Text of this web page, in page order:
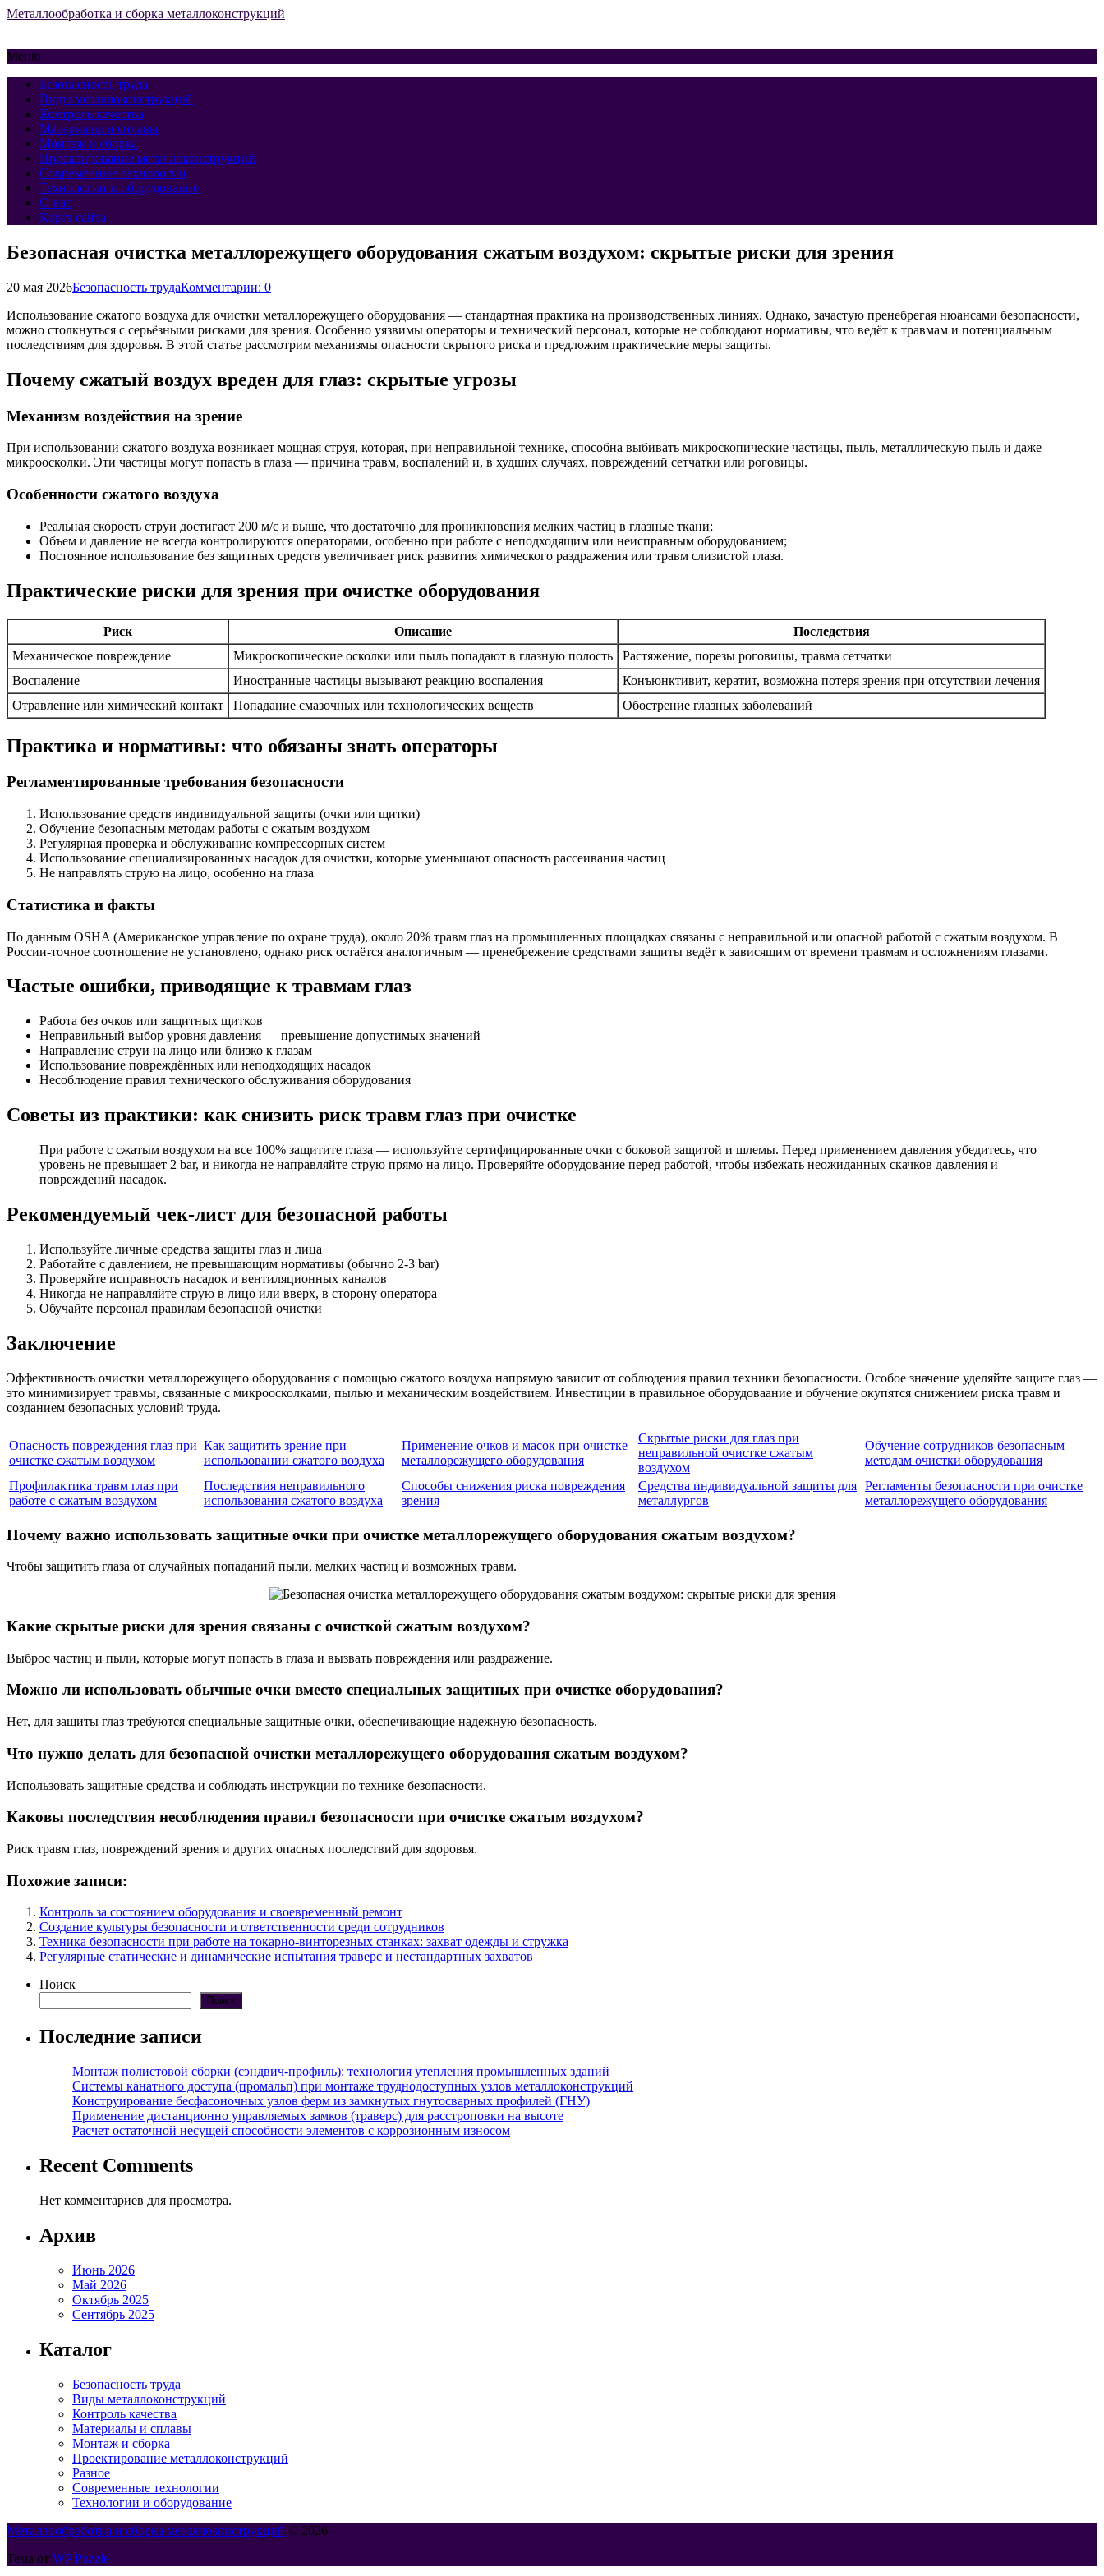
Металлообработка и сборка металлоконструкций
Меню
Безопасность труда
Виды металлоконструкций
Контроль качества
Материалы и сплавы
Монтаж и сборка
Проектирование металлоконструкций
Современные технологии
Технологии и оборудование
О нас
Карта сайта
Безопасная очистка металлорежущего оборудования сжатым воздухом: скрытые риски для зрения
20 мая 2026Безопасность трудаКомментарии: 0
Использование сжатого воздуха для очистки металлорежущего оборудования — стандартная практика на производственных линиях. Однако, зачастую пренебрегая нюансами безопасности,
можно столкнуться с серьёзными рисками для зрения. Особенно уязвимы операторы и технический персонал, которые не соблюдают нормативы, что ведёт к травмам и потенциальным
последствиям для здоровья. В этой статье рассмотрим механизмы опасности скрытого риска и предложим практические меры защиты.
Почему сжатый воздух вреден для глаз: скрытые угрозы
Механизм воздействия на зрение
При использовании сжатого воздуха возникает мощная струя, которая, при неправильной технике, способна выбивать микроскопические частицы, пыль, металлическую пыль и даже
микроосколки. Эти частицы могут попасть в глаза — причина травм, воспалений и, в худших случаях, повреждений сетчатки или роговицы.
Особенности сжатого воздуха
Реальная скорость струи достигает 200 м/с и выше, что достаточно для проникновения мелких частиц в глазные ткани;
Объем и давление не всегда контролируются операторами, особенно при работе с неподходящим или неисправным оборудованием;
Постоянное использование без защитных средств увеличивает риск развития химического раздражения или травм слизистой глаза.
Практические риски для зрения при очистке оборудования
Риск Описание
Последствия
Механическое повреждение
Микроскопические осколки или пыль попадают в глазную полость
Растяжение, порезы роговицы, травма сетчатки
Воспаление
Иностранные частицы вызывают реакцию воспаления
Конъюнктивит, кератит, возможна потеря зрения при отсутствии лечения
Отравление или химический контакт
Попадание смазочных или технологических веществ Обострение глазных заболеваний
Практика и нормативы: что обязаны знать операторы
Регламентированные требования безопасности
Использование средств индивидуальной защиты (очки или щитки)
Обучение безопасным методам работы с сжатым воздухом
Регулярная проверка и обслуживание компрессорных систем
Использование специализированных насадок для очистки, которые уменьшают опасность рассеивания частиц
Не направлять струю на лицо, особенно на глаза
Статистика и факты
По данным OSHA (Американское управление по охране труда), около 20% травм глаз на промышленных площадках связаны с неправильной или опасной работой с сжатым воздухом. В
России-точное соотношение не установлено, однако риск остаётся аналогичным — пренебрежение средствами защиты ведёт к зависящим от времени травмам и осложнениям глазами.
Частые ошибки, приводящие к травмам глаз
Работа без очков или защитных щитков
Неправильный выбор уровня давления — превышение допустимых значений
Направление струи на лицо или близко к глазам
Использование повреждённых или неподходящих насадок
Несоблюдение правил технического обслуживания оборудования
Советы из практики: как снизить риск травм глаз при очистке
При работе с сжатым воздухом на все 100% защитите глаза — используйте сертифицированные очки с боковой защитой и шлемы. Перед применением давления убедитесь, что
уровень не превышает 2 bar, и никогда не направляйте струю прямо на лицо. Проверяйте оборудование перед работой, чтобы избежать неожиданных скачков давления и
повреждений насадок.
Рекомендуемый чек-лист для безопасной работы
Используйте личные средства защиты глаз и лица
Работайте с давлением, не превышающим нормативы (обычно 2-3 bar)
Проверяйте исправность насадок и вентиляционных каналов
Никогда не направляйте струю в лицо или вверх, в сторону оператора
Обучайте персонал правилам безопасной очистки
Заключение
Эффективность очистки металлорежущего оборудования с помощью сжатого воздуха напрямую зависит от соблюдения правил техники безопасности. Особое значение уделяйте защите глаз —
это минимизирует травмы, связанные с микроосколками, пылью и механическим воздействием. Инвестиции в правильное оборудоваание и обучение окупятся снижением риска травм и
созданием безопасных условий труда.
Опасность повреждения глаз при
очистке сжатым воздухом
Как защитить зрение при
использовании сжатого воздуха
Применение очков и масок при очистке
металлорежущего оборудования
Скрытые риски для глаз при
неправильной очистке сжатым
воздухом
Обучение сотрудников безопасным
методам очистки оборудования
Профилактика травм глаз при
работе с сжатым воздухом
Последствия неправильного
использования сжатого воздуха
Способы снижения риска повреждения
зрения
Средства индивидуальной защиты для
металлургов
Регламенты безопасности при очистке
металлорежущего оборудования
Почему важно использовать защитные очки при очистке металлорежущего оборудования сжатым воздухом?
Чтобы защитить глаза от случайных попаданий пыли, мелких частиц и возможных травм.
Какие скрытые риски для зрения связаны с очисткой сжатым воздухом?
Выброс частиц и пыли, которые могут попасть в глаза и вызвать повреждения или раздражение.
Можно ли использовать обычные очки вместо специальных защитных при очистке оборудования?
Нет, для защиты глаз требуются специальные защитные очки, обеспечивающие надежную безопасность.
Что нужно делать для безопасной очистки металлорежущего оборудования сжатым воздухом?
Использовать защитные средства и соблюдать инструкции по технике безопасности.
Каковы последствия несоблюдения правил безопасности при очистке сжатым воздухом?
Риск травм глаз, повреждений зрения и других опасных последствий для здоровья.
Похожие записи:
Контроль за состоянием оборудования и своевременный ремонт
Создание культуры безопасности и ответственности среди сотрудников
Техника безопасности при работе на токарно-винторезных станках: захват одежды и стружка
Регулярные статические и динамические испытания траверс и нестандартных захватов
Поиск
Поиск
Последние записи
Монтаж полистовой сборки (сэндвич-профиль): технология утепления промышленных зданий
Системы канатного доступа (промальп) при монтаже труднодоступных узлов металлоконструкций
Конструирование бесфасоночных узлов ферм из замкнутых гнутосварных профилей (ГНУ)
Применение дистанционно управляемых замков (траверс) для расстроповки на высоте
Расчет остаточной несущей способности элементов с коррозионным износом
Recent Comments
Нет комментариев для просмотра.
Архив
Июнь 2026
Май 2026
Октябрь 2025
Сентябрь 2025
Каталог
Безопасность труда
Виды металлоконструкций
Контроль качества
Материалы и сплавы
Монтаж и сборка
Проектирование металлоконструкций
Разное
Современные технологии
Технологии и оборудование
Металлообработка и сборка металлоконструкций © 2026
Тема от WP Puzzle